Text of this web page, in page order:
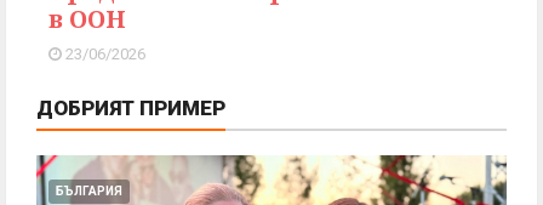
в ООН
23/06/2026
ДОБРИЯТ ПРИМЕР
БЪЛГАРИЯ